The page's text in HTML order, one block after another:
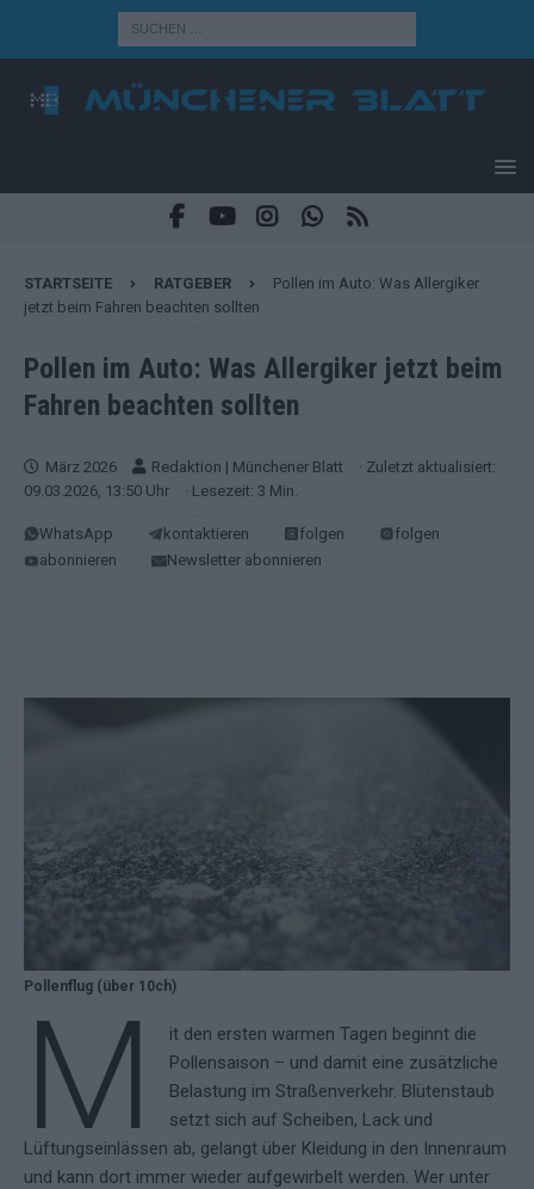
STARTSEITE RATGEBER
Pollen im Auto: Was Allergiker
jetzt beim Fahren beachten sollten
Pollen im Auto: Was Allergiker jetzt beim
Fahren beachten sollten
März 2026 Redaktion | Münchener Blatt
· Zuletzt aktualisiert:
09.03.2026, 13:50 Uhr
· Lesezeit: 3 Min.
WhatsApp kontaktieren folgen
folgen
abonnieren
Newsletter abonnieren
Pollenflug (über 10ch)
M
it den ersten warmen Tagen beginnt die
Pollensaison – und damit eine zusätzliche
Belastung im Straßenverkehr. Blütenstaub
setzt sich auf Scheiben, Lack und
Lüftungseinlässen ab, gelangt über Kleidung in den Innenraum
und kann dort immer wieder aufgewirbelt werden. Wer unter